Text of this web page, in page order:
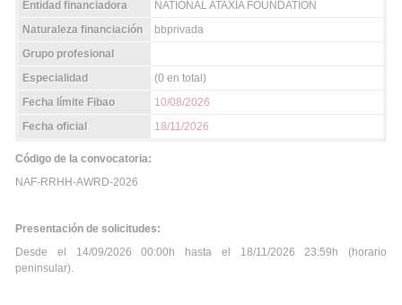
Entidad financiadora
NATIONAL ATAXIA FOUNDATION
Naturaleza financiación
bbprivada
Grupo profesional
Especialidad
(0 en total)
Fecha límite Fibao
10/08/2026
Fecha oficial
18/11/2026
Código de la convocatoria:
NAF-RRHH-AWRD-2026
Presentación de solicitudes:
Desde el 14/09/2026 00:00h hasta el 18/11/2026 23:59h (horario
peninsular).